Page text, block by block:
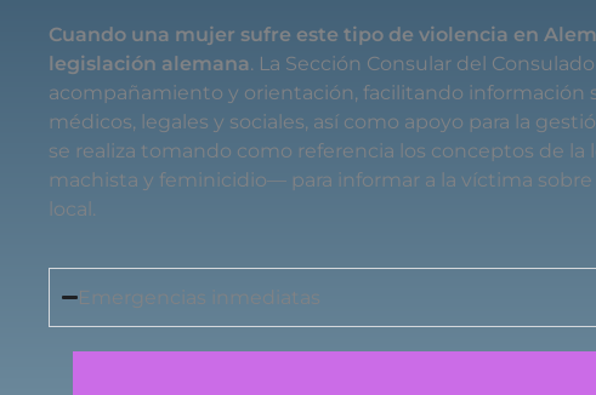
Cuando una mujer sufre este tipo de violencia en
legislación alemana. La Sección Consular del
acompañamiento y orientación, facilitando información
médicos, legales y sociales, así como apoyo para la
se realiza tomando como referencia los conceptos de
machista y feminicidio— para informar a la víctima
local.
Emergencias inmediatas